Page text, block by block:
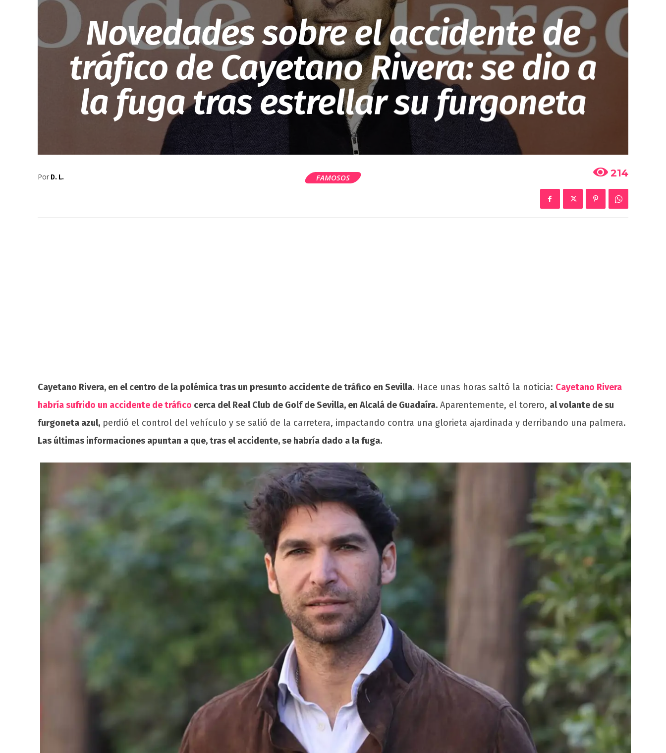
Novedades sobre el accidente de
tráfico de Cayetano Rivera: se dio a
la fuga tras estrellar su furgoneta
Por D. L. FAMOSOS 214
Cayetano Rivera, en el centro de la polémica tras un presunto accidente de tráfico en Sevilla. Hace unas horas saltó la noticia: Cayetano Rivera
habría sufrido un accidente de tráfico cerca del Real Club de Golf de Sevilla, en Alcalá de Guadaíra. Aparentemente, el torero, al volante de su
furgoneta azul, perdió el control del vehículo y se salió de la carretera, impactando contra una glorieta ajardinada y derribando una palmera.
Las últimas informaciones apuntan a que, tras el accidente, se habría dado a la fuga.